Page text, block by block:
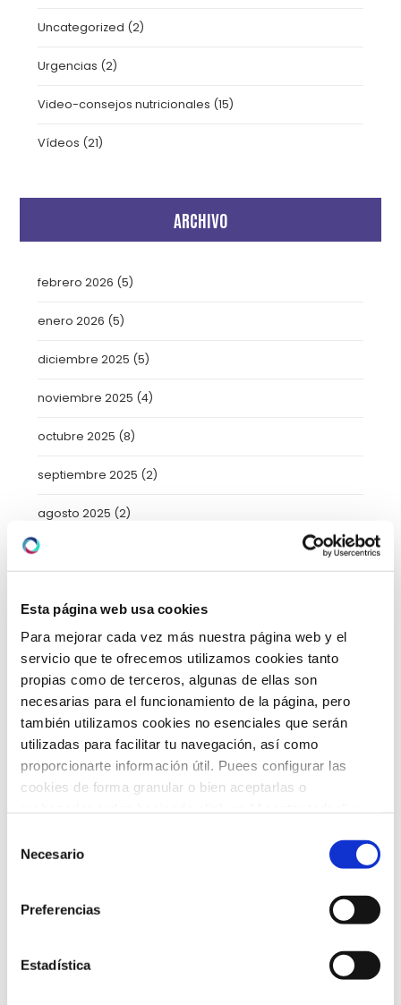
Esta página web usa cookies
Para mejorar cada vez más nuestra página web y el
servicio que te ofrecemos utilizamos cookies tanto
propias como de terceros, algunas de ellas son
necesarias para el funcionamiento de la página, pero
también utilizamos cookies no esenciales que serán
utilizadas para facilitar tu navegación, así como
proporcionarte información útil. Puees configurar las
cookies de forma granular o bien aceptarlas o
política de cookies
Necesario
Preferencias
Estadística
Uncategorized (2)
Urgencias (2)
Video-consejos nutricionales (15)
Vídeos (21)
ARCHIVO
febrero 2026 (5)
enero 2026 (5)
diciembre 2025 (5)
noviembre 2025 (4)
octubre 2025 (8)
septiembre 2025 (2)
agosto 2025 (2)
julio 2025
mayo 2025
abril 2025(8)
marzo 2025(8)
febrero 2025 (8)
enero 2025(5)
noviembre 2024
agosto 2024